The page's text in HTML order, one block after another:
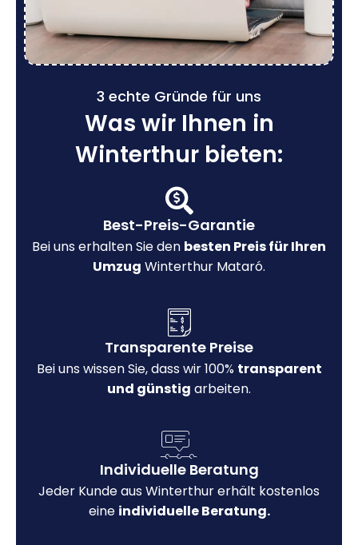
3 echte Gründe für uns
Was wir Ihnen in
Winterthur bieten:
Best-Preis-Garantie
Bei uns erhalten Sie den besten Preis für Ihren
Umzug Winterthur Mataró.
Transparente Preise
Bei uns wissen Sie, dass wir 100% transparent
und günstig arbeiten.
Individuelle Beratung
Jeder Kunde aus Winterthur erhält kostenlos
eine individuelle Beratung.